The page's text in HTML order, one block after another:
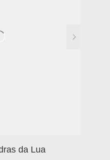
da Lua